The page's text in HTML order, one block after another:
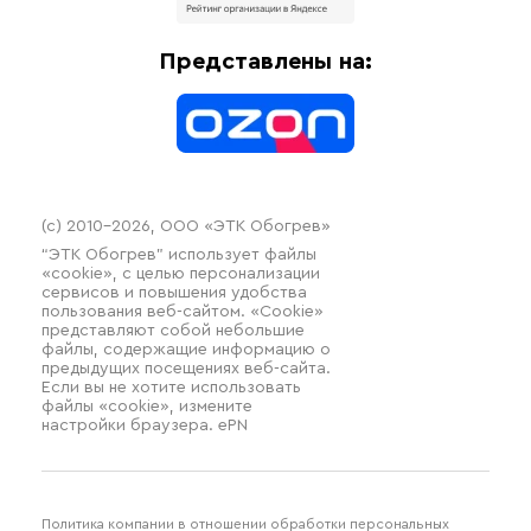
Отопительное оборудование
Представлены на:
(c) 2010–2026, ООО «ЭТК Обогрев»
“ЭТК Обогрев” использует файлы
«cookie», с целью персонализации
сервисов и повышения удобства
пользования веб-сайтом. «Cookie»
представляют собой небольшие
файлы, содержащие информацию о
предыдущих посещениях веб-сайта.
Если вы не хотите использовать
файлы «cookie», измените
настройки браузера. ePN
Политика компании в отношении обработки персональных